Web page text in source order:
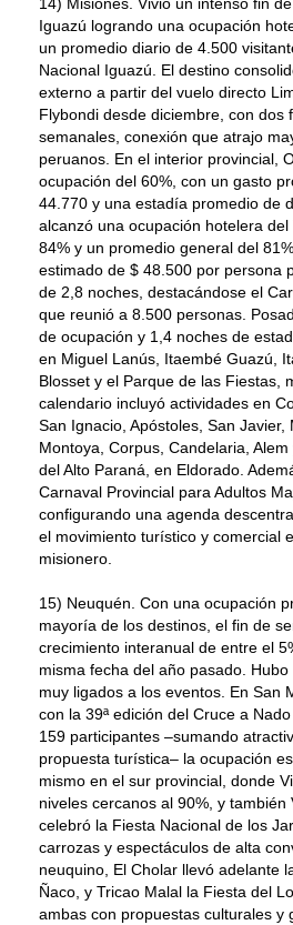
14) Misiones. Vivió un intenso fin
Iguazú logrando una ocupación
un promedio diario de 4.500
Nacional Iguazú. El destino
externo a partir del vuelo directo
Flybondi desde diciembre, con dos
semanales, conexión que atrajo
peruanos. En el interior provincial,
ocupación del 60%, con un gasto
44.770 y una estadía promedio de
alcanzó una ocupación hotelera
84% y un promedio general del
estimado de $ 48.500 por persona
de 2,8 noches, destacándose el
que reunió a 8.500 personas.
de ocupación y 1,4 noches de
en Miguel Lanús, Itaembé Guazú,
Blosset y el Parque de las Fiestas,
calendario incluyó actividades en
San Ignacio, Apóstoles, San Javier,
Montoya, Corpus, Candelaria,
del Alto Paraná, en Eldorado.
Carnaval Provincial para Adultos
configurando una agenda
el movimiento turístico y comercial
misionero.
15) Neuquén. Con una ocupación
mayoría de los destinos, el fin de
crecimiento interanual de entre el
misma fecha del año pasado.
muy ligados a los eventos. En San
con la 39ª edición del Cruce a
159 participantes –sumando
propuesta turística– la ocupación
mismo en el sur provincial, donde
niveles cercanos al 90%, y también
celebró la Fiesta Nacional de los
carrozas y espectáculos de alta
neuquino, El Cholar llevó adelante
Ñaco, y Tricao Malal la Fiesta del
ambas con propuestas culturales y